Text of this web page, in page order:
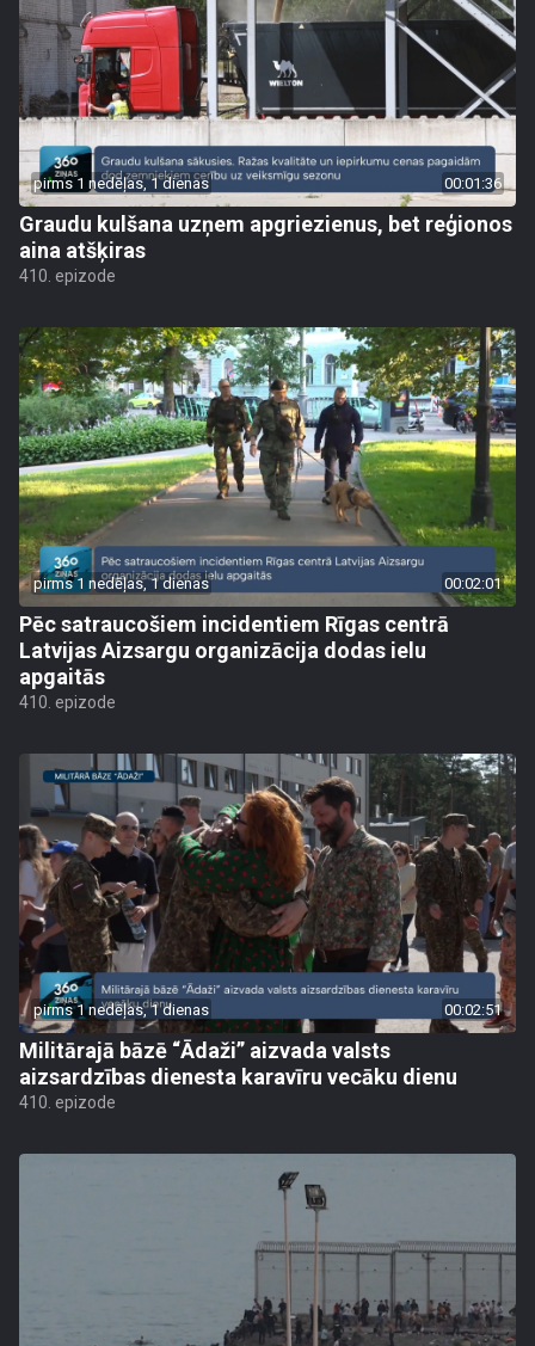
pirms 1 nedēļas, 1 dienas 00:01:36
Graudu kulšana uzņem apgriezienus, bet reģionos
aina atšķiras
410. epizode
pirms 1 nedēļas, 1 dienas 00:02:01
Pēc satraucošiem incidentiem Rīgas centrā
Latvijas Aizsargu organizācija dodas ielu
apgaitās
410. epizode
pirms 1 nedēļas, 1 dienas 00:02:51
Militārajā bāzē “Ādaži” aizvada valsts
aizsardzības dienesta karavīru vecāku dienu
410. epizode